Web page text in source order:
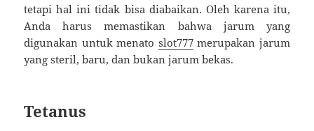
tetapi hal ini tidak bisa diabaikan. Oleh karena itu,
Anda harus memastikan bahwa jarum yang
digunakan untuk menato slot777merupakan jarum
yang steril, baru, dan bukan jarum bekas.
Tetanus